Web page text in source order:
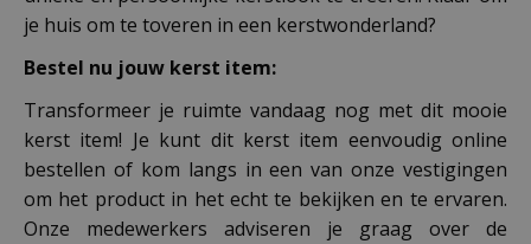
je huis om te toveren in een kerstwonderland?
Bestel nu jouw kerst item:
Transformeer je ruimte vandaag nog met dit mooie
kerst item! Je kunt dit kerst item eenvoudig online
bestellen of kom langs in een van onze vestigingen
om het product in het echt te bekijken en te ervaren.
Onze medewerkers adviseren je graag over de